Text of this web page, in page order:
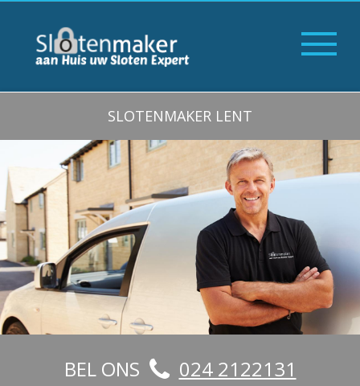
SLOTENMAKER LENT
BEL ONS 024 2122131